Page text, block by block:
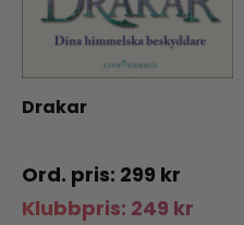
Drakar
299 kr
Klubbpris: 249 kr